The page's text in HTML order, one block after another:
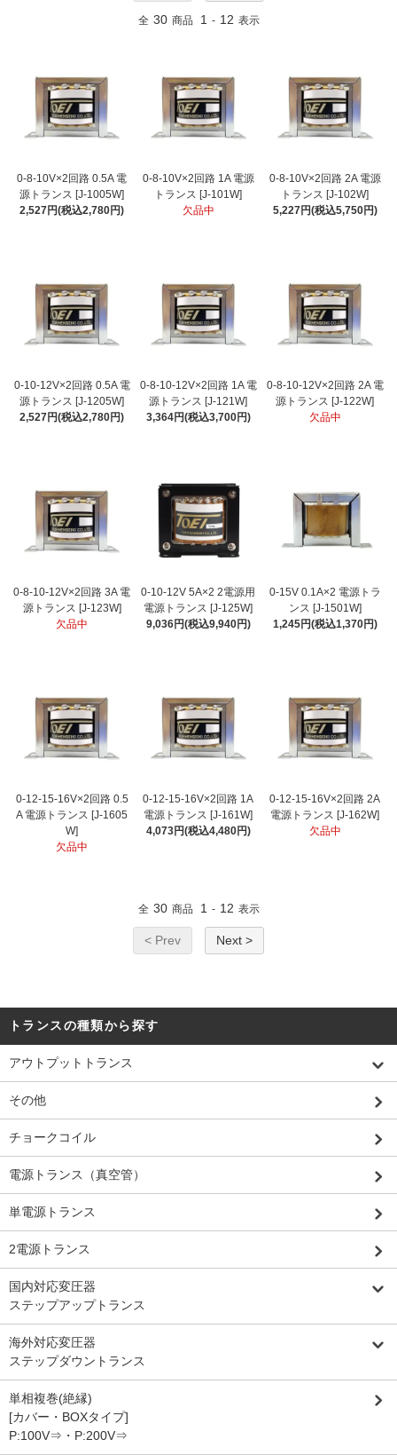
全 30 商品 1 - 12 表示
0-8-10V×2回路 0.5A 電
源トランス [J-1005W]
2,527円(税込2,780円)
0-8-10V×2回路 1A 電源
トランス [J-101W]
欠品中
0-8-10V×2回路 2A 電源
トランス [J-102W]
5,227円(税込5,750円)
0-10-12V×2回路 0.5A 電
源トランス [J-1205W]
2,527円(税込2,780円)
0-8-10-12V×2回路 1A 電
源トランス [J-121W]
3,364円(税込3,700円)
0-8-10-12V×2回路 2A 電
源トランス [J-122W]
欠品中
0-8-10-12V×2回路 3A 電
源トランス [J-123W]
欠品中
0-10-12V 5A×2 2電源用
電源トランス [J-125W]
9,036円(税込9,940円)
0-15V 0.1A×2 電源トラ
ンス [J-1501W]
1,245円(税込1,370円)
0-12-15-16V×2回路 0.5
A 電源トランス [J-1605
W]
欠品中
0-12-15-16V×2回路 1A
電源トランス [J-161W]
4,073円(税込4,480円)
0-12-15-16V×2回路 2A
電源トランス [J-162W]
欠品中
全 30 商品 1 - 12 表示
< Prev Next >
トランスの種類から探す
アウトプットトランス
その他
チョークコイル
電源トランス（真空管）
単電源トランス
2電源トランス
国内対応変圧器
ステップアップトランス
海外対応変圧器
ステップダウントランス
単相複巻(絶縁)
[カバー・BOXタイプ]
P:100V⇒・P:200V⇒